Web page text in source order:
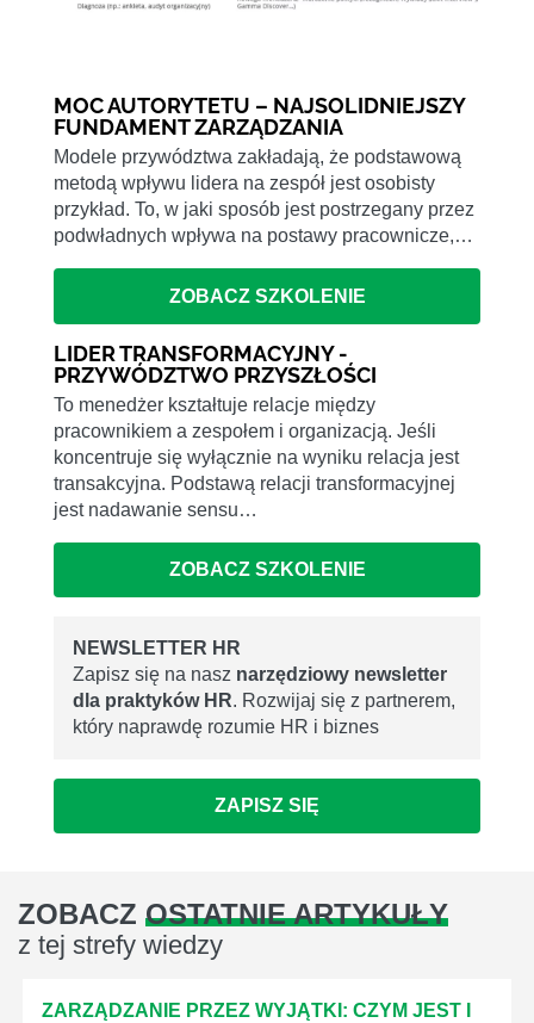
MOC AUTORYTETU – NAJSOLIDNIEJSZY
FUNDAMENT ZARZĄDZANIA
Modele przywództwa zakładają, że podstawową
metodą wpływu lidera na zespół jest osobisty
przykład. To, w jaki sposób jest postrzegany przez
podwładnych wpływa na postawy pracownicze,…
ZOBACZ SZKOLENIE
LIDER TRANSFORMACYJNY -
PRZYWÓDZTWO PRZYSZŁOŚCI
To menedżer kształtuje relacje między
pracownikiem a zespołem i organizacją. Jeśli
koncentruje się wyłącznie na wyniku relacja jest
transakcyjna. Podstawą relacji transformacyjnej
jest nadawanie sensu…
ZOBACZ SZKOLENIE
NEWSLETTER HR
Zapisz się na nasz narzędziowy newsletter
dla praktyków HR. Rozwijaj się z partnerem,
który naprawdę rozumie HR i biznes
ZAPISZ SIĘ
ZOBACZ OSTATNIE ARTYKUŁY
z tej strefy wiedzy
ZARZĄDZANIE PRZEZ WYJĄTKI: CZYM JEST I